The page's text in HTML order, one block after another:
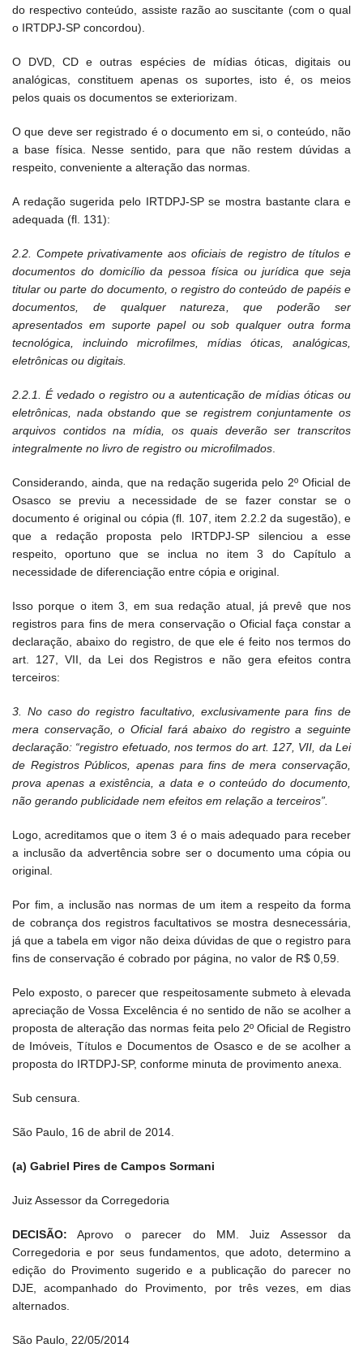
do respectivo conteúdo, assiste razão ao suscitante (com o qual
o IRTDPJ-SP concordou).
O DVD, CD e outras espécies de mídias óticas, digitais ou
analógicas, constituem apenas os suportes, isto é, os meios
pelos quais os documentos se exteriorizam.
O que deve ser registrado é o documento em si, o conteúdo, não
a base física. Nesse sentido, para que não restem dúvidas a
respeito, conveniente a alteração das normas.
A redação sugerida pelo IRTDPJ-SP se mostra bastante clara e
adequada (fl. 131):
2.2. Compete privativamente aos oficiais de registro de títulos e
documentos do domicílio da pessoa física ou jurídica que seja
titular ou parte do documento, o registro do conteúdo de papéis e
documentos, de qualquer natureza, que poderão ser
apresentados em suporte papel ou sob qualquer outra forma
tecnológica, incluindo microfilmes, mídias óticas, analógicas,
eletrônicas ou digitais.
2.2.1. É vedado o registro ou a autenticação de mídias óticas ou
eletrônicas, nada obstando que se registrem conjuntamente os
arquivos contidos na mídia, os quais deverão ser transcritos
integralmente no livro de registro ou microfilmados
Considerando, ainda, que na redação sugerida pelo 2º Oficial de
Osasco se previu a necessidade de se fazer constar se o
documento é original ou cópia (fl. 107, item 2.2.2 da sugestão), e
que a redação proposta pelo IRTDPJ-SP silenciou a esse
respeito, oportuno que se inclua no item 3 do Capítulo a
necessidade de diferenciação entre cópia e original.
Isso porque o item 3, em sua redação atual, já prevê que nos
registros para fins de mera conservação o Oficial faça constar a
declaração, abaixo do registro, de que ele é feito nos termos do
art. 127, VII, da Lei dos Registros e não gera efeitos contra
terceiros:
3. No caso do registro facultativo, exclusivamente para fins de
mera conservação, o Oficial fará abaixo do registro a seguinte
declaração: “registro efetuado, nos termos do art. 127, VII, da Lei
de Registros Públicos, apenas para fins de mera conservação,
prova apenas a existência, a data e o conteúdo do documento,
não gerando publicidade nem efeitos em relação a terceiros”.
Logo, acreditamos que o item 3 é o mais adequado para receber
a inclusão da advertência sobre ser o documento uma cópia ou
original.
Por fim, a inclusão nas normas de um item a respeito da forma
de cobrança dos registros facultativos se mostra desnecessária,
já que a tabela em vigor não deixa dúvidas de que o registro para
fins de conservação é cobrado por página, no valor de R$ 0,59.
Pelo exposto, o parecer que respeitosamente submeto à elevada
apreciação de Vossa Excelência é no sentido de não se acolher a
proposta de alteração das normas feita pelo 2º Oficial de Registro
de Imóveis, Títulos e Documentos de Osasco e de se acolher a
proposta do IRTDPJ-SP, conforme minuta de provimento anexa.
Sub censura.
São Paulo, 16 de abril de 2014.
(a) Gabriel Pires de Campos Sormani
Juiz Assessor da Corregedoria
DECISÃO: Aprovo o parecer do MM. Juiz Assessor da
Corregedoria e por seus fundamentos, que adoto, determino a
edição do Provimento sugerido e a publicação do parecer no
DJE, acompanhado do Provimento, por três vezes, em dias
alternados.
São Paulo, 22/05/2014